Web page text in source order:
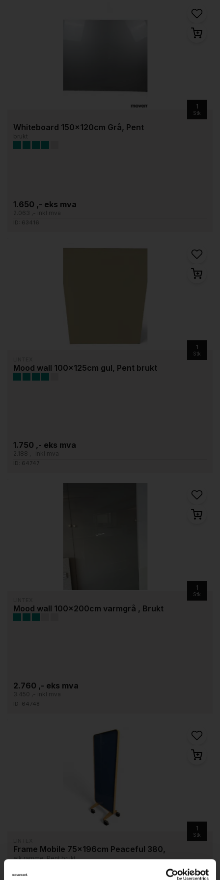
1
Stk
Whiteboard 150x120cm Grå, Pent
brukt
1.650 ,- eks mva
2.063 ,- inkl mva
ID: 63416
1
Stk
Mood wall 100x125cm gul, Pent brukt
1.750 ,- eks mva
2.188 ,- inkl mva
ID: 64747
1
Stk
Mood wall 100x200cm varmgrå , Brukt
2.760 ,- eks mva
3.450 ,- inkl mva
ID: 64748
1
Stk
Frame Mobile 75x196cm Peaceful 380,
eik ramme, Pent brukt